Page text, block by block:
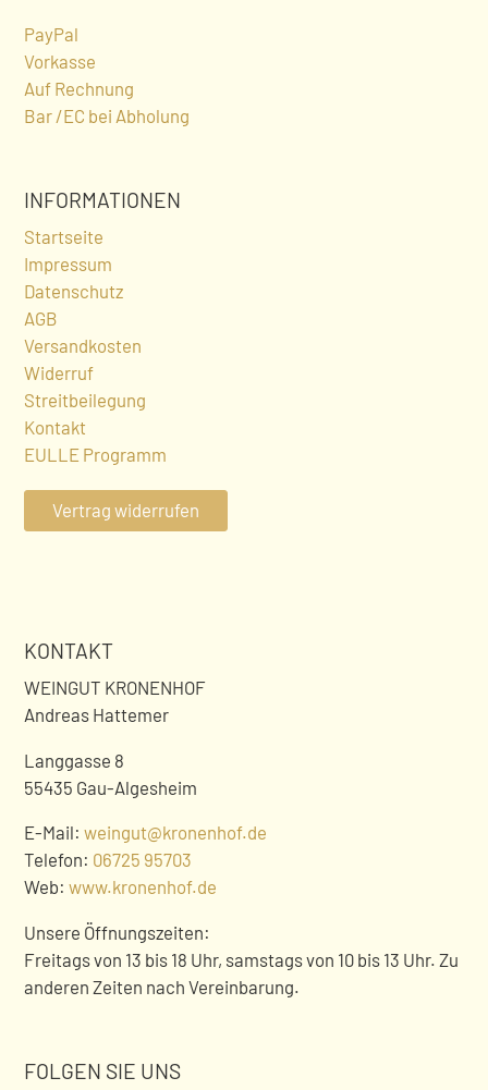
PayPal
Vorkasse
Auf Rechnung
Bar /EC bei Abholung
INFORMATIONEN
Startseite
Impressum
Datenschutz
AGB
Versandkosten
Widerruf
Streitbeilegung
Kontakt
EULLE Programm
Vertrag widerrufen
KONTAKT
WEINGUT KRONENHOF
Andreas Hattemer
Langgasse 8
55435 Gau-Algesheim
E-Mail:weingut@kronenhof.de
Telefon: 06725 95703
Web:www.kronenhof.de
Unsere Öffnungszeiten:
Freitags von 13 bis 18 Uhr, samstags von 10 bis 13 Uhr. Zu
anderen Zeiten nach Vereinbarung.
FOLGEN SIE UNS